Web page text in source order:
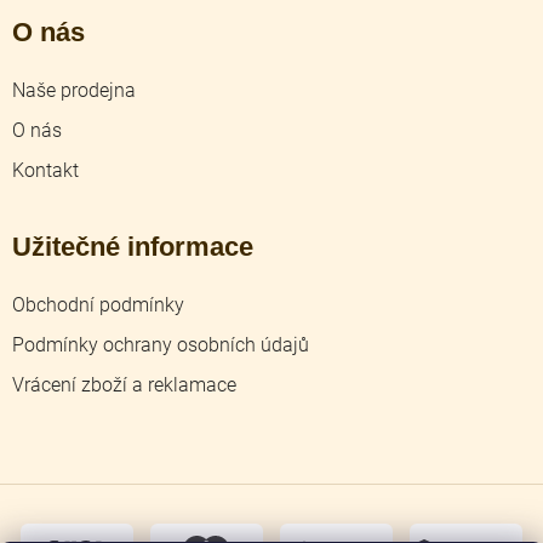
O nás
Naše prodejna
O nás
Kontakt
Užitečné informace
Obchodní podmínky
Podmínky ochrany osobních údajů
Vrácení zboží a reklamace